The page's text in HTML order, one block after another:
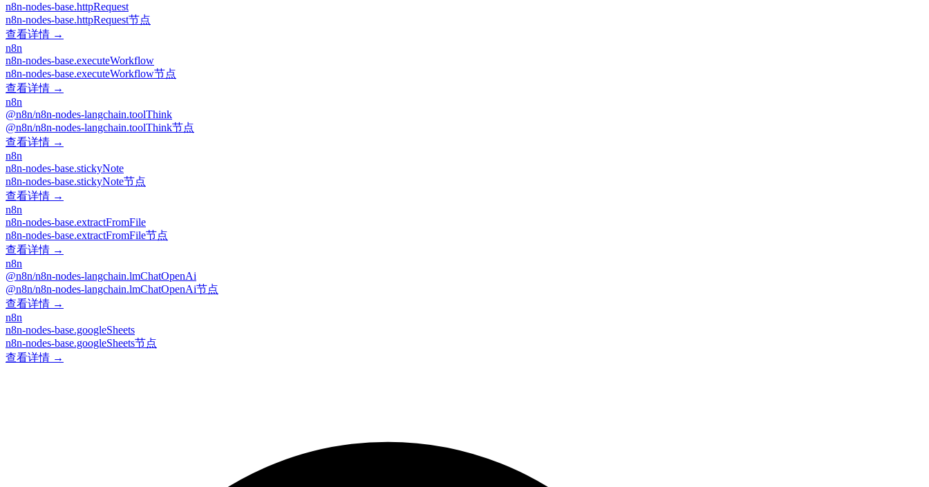
n8n-nodes-base.httpRequest
n8n-nodes-base.httpRequest节点
查看详情 →
n8n
n8n-nodes-base.executeWorkflow
n8n-nodes-base.executeWorkflow节点
查看详情 →
n8n
@n8n/n8n-nodes-langchain.toolThink
@n8n/n8n-nodes-langchain.toolThink节点
查看详情 →
n8n
n8n-nodes-base.stickyNote
n8n-nodes-base.stickyNote节点
查看详情 →
n8n
n8n-nodes-base.extractFromFile
n8n-nodes-base.extractFromFile节点
查看详情 →
n8n
@n8n/n8n-nodes-langchain.lmChatOpenAi
@n8n/n8n-nodes-langchain.lmChatOpenAi节点
查看详情 →
n8n
n8n-nodes-base.googleSheets
n8n-nodes-base.googleSheets节点
查看详情 →